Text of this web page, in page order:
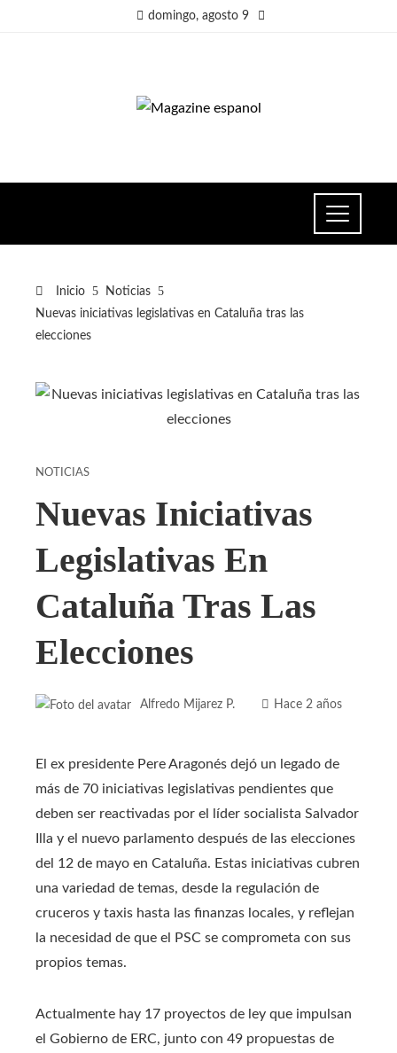
domingo, agosto 9
Inicio
Noticias
Nuevas iniciativas legislativas en Cataluña tras las
elecciones
NOTICIAS
Nuevas Iniciativas
Legislativas En
Cataluña Tras Las
Elecciones
Alfredo Mijarez P. Hace 2 años
El ex presidente Pere Aragonés dejó un legado de
más de 70 iniciativas legislativas pendientes que
deben ser reactivadas por el líder socialista Salvador
Illa y el nuevo parlamento después de las elecciones
del 12 de mayo en Cataluña. Estas iniciativas cubren
una variedad de temas, desde la regulación de
cruceros y taxis hasta las finanzas locales, y reflejan
la necesidad de que el PSC se comprometa con sus
propios temas.
Actualmente hay 17 proyectos de ley que impulsan
el Gobierno de ERC, junto con 49 propuestas de